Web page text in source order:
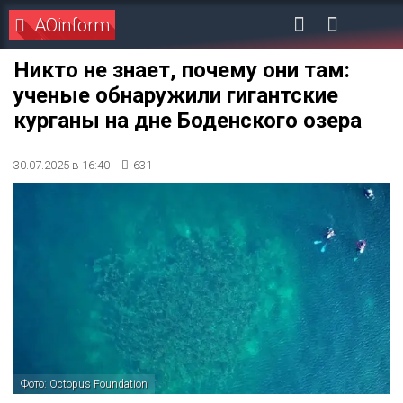
AOinform
Никто не знает, почему они там:
ученые обнаружили гигантские
курганы на дне Боденского озера
30.07.2025 в 16:40 631
Фото: Octopus Foundation